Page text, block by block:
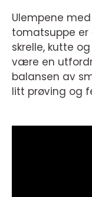
Ulempene
tomatsuppe
skrelle, kutte
være en
balansen av
litt prøving og